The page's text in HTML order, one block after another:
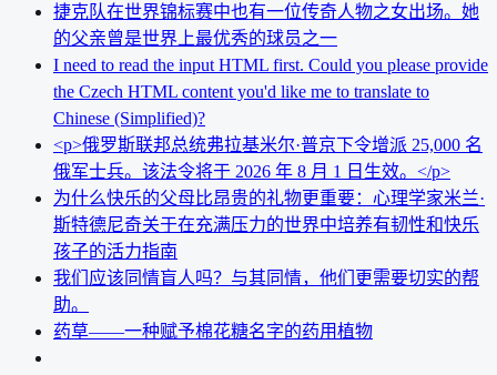
捷克队在世界锦标赛中也有一位传奇人物之女出场。她
的父亲曾是世界上最优秀的球员之一
I need to read the input HTML first. Could you please provide
the Czech HTML content you'd like me to translate to
Chinese (Simplified)?
<p>俄罗斯联邦总统弗拉基米尔·普京下令增派 25,000 名
俄军士兵。该法令将于 2026 年 8 月 1 日生效。</p>
为什么快乐的父母比昂贵的礼物更重要：心理学家米兰·
斯特德尼奇关于在充满压力的世界中培养有韧性和快乐
孩子的活力指南
我们应该同情盲人吗？与其同情，他们更需要切实的帮
助。
药草——一种赋予棉花糖名字的药用植物